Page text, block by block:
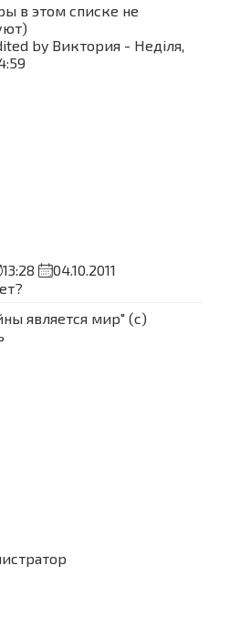
в этом списке не
by Виктория - Неділя,
13:28
04.10.2011
является мир" (с)